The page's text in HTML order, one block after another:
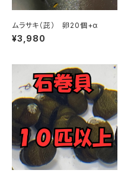
ムラサキ（茈） 卵20個+α
¥3,980